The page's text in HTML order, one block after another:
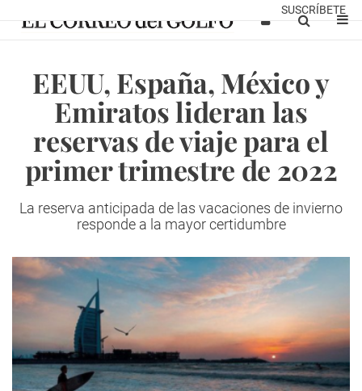
SUSCRÍBETE
EEUU, España, México y
Emiratos lideran las
reservas de viaje para el
primer trimestre de 2022
La reserva anticipada de las vacaciones de invierno
responde a la mayor certidumbre